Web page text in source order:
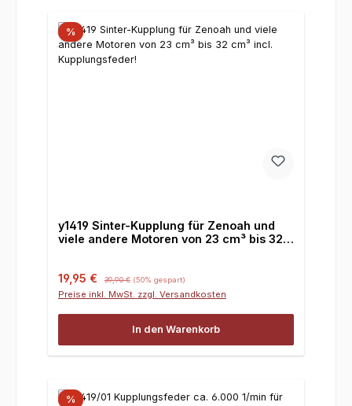
%
y1419 Sinter-Kupplung für Zenoah und
viele andere Motoren von 23 cm³ bis 32
Verkaufspreis:
19,95 € 39,90 € (50% gespart)
Preise inkl. MwSt. zzgl. Versandkosten
In den Warenkorb
%